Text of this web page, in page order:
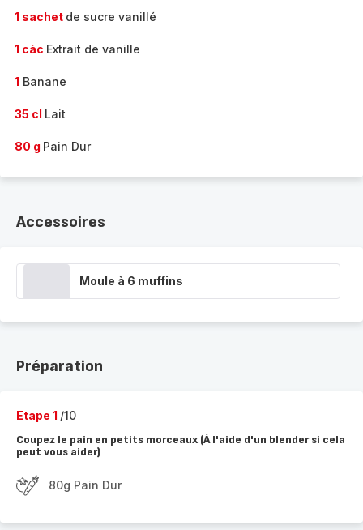
1 sachet de sucre vanillé
1 càc Extrait de vanille
1 Banane
35 cl Lait
80 g Pain Dur
Accessoires
Moule à 6 muffins
Préparation
Etape 1 /10
Coupez le pain en petits morceaux (À l'aide d'un blender si cela
peut vous aider)
80g Pain Dur